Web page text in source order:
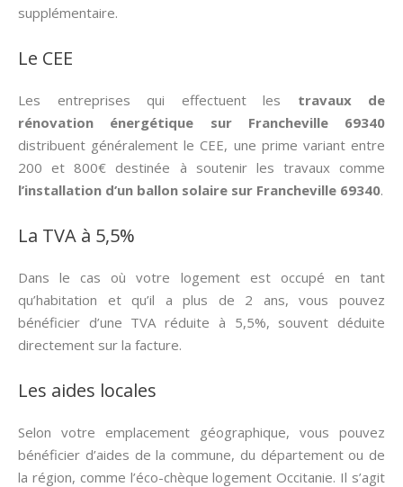
supplémentaire.
Le CEE
Les entreprises qui effectuent les travaux de
rénovation énergétique sur Francheville 69340
distribuent généralement le CEE, une prime variant entre
200 et 800€ destinée à soutenir les travaux comme
l’installation d’un ballon solaire sur Francheville 69340.
La TVA à 5,5%
Dans le cas où votre logement est occupé en tant
qu’habitation et qu’il a plus de 2 ans, vous pouvez
bénéficier d’une TVA réduite à 5,5%, souvent déduite
directement sur la facture.
Les aides locales
Selon votre emplacement géographique, vous pouvez
bénéficier d’aides de la commune, du département ou de
la région, comme l’éco-chèque logement Occitanie. Il s’agit